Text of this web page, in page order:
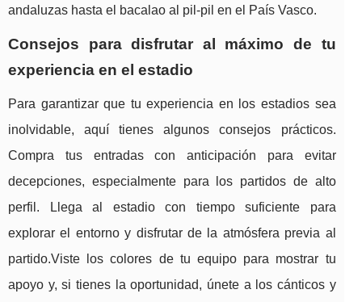
andaluzas hasta el bacalao al pil-pil en el País Vasco.
Consejos para disfrutar al máximo de tu
experiencia en el estadio
Para garantizar que tu experiencia en los estadios sea
inolvidable, aquí tienes algunos consejos prácticos.
Compra tus entradas con anticipación para evitar
decepciones, especialmente para los partidos de alto
perfil. Llega al estadio con tiempo suficiente para
explorar el entorno y disfrutar de la atmósfera previa al
partido.Viste los colores de tu equipo para mostrar tu
apoyo y, si tienes la oportunidad, únete a los cánticos y